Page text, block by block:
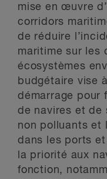
mise en œuvre
corridors
de réduire
maritime sur les
écosystèmes
budgétaire vise
démarrage pour
de navires et de
non polluants et
dans les ports
la priorité aux
fonction,